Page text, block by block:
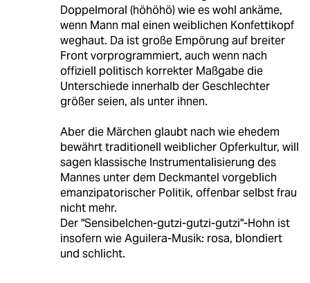
Doppelmoral (höhöhö) wie es wohl ankäme,
wenn Mann mal einen weiblichen Konfettikopf
weghaut. Da ist große Empörung auf breiter
Front vorprogrammiert, auch wenn nach
offiziell politisch korrekter Maßgabe die
Unterschiede innerhalb der Geschlechter
größer seien, als unter ihnen.
Aber die Märchen glaubt nach wie ehedem
bewährt traditionell weiblicher Opferkultur, will
sagen klassische Instrumentalisierung des
Mannes unter dem Deckmantel vorgeblich
emanzipatorischer Politik, offenbar selbst frau
nicht mehr.
Der "Sensibelchen-gutzi-gutzi-gutzi"-Hohn ist
insofern wie Aguilera-Musik: rosa, blondiert
und schlicht.